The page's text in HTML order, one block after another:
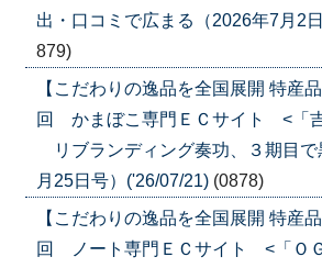
出・口コミで広まる（2026年7月2
879)
【こだわりの逸品を全国展開 特産
回 かまぼこ専門ＥＣサイト <「
リブランディング奏功、３期目で
月25日号）('26/07/21) (0878)
【こだわりの逸品を全国展開 特産
回 ノート専門ＥＣサイト <「Ｏ